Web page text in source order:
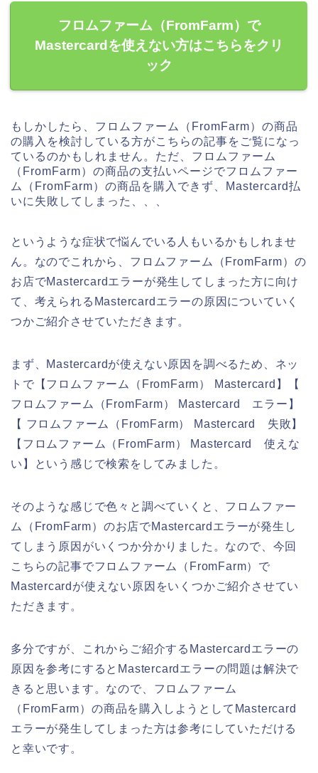
フロムファーム（FromFarm）で
Mastercardを使えない方はこちらをクリ
ック
もしかしたら、フロムファーム（FromFarm）の商品
の購入を検討している方がこちらの記事をご覧になっ
ているのかもしれません。ただ、フロムファーム
（FromFarm）の商品の支払いページでフロムファー
ム（FromFarm）の商品を購入できず、Mastercard払
いに失敗してしまった、、、
というような症状で悩んでいる人もいるかもしれませ
ん。なのでこれから、フロムファーム（FromFarm）の
お店でMastercardエラーが発生してしまった方に向け
て、考えられるMastercardエラーの原因についていく
つかご紹介させていただきます。
まず、Mastercardが使えない原因を調べるため、ネッ
トで【フロムファーム（FromFarm） Mastercard】【
フロムファーム（FromFarm） Mastercard エラー】
【 フロムファーム（FromFarm） Mastercard 失敗】
【フロムファーム（FromFarm） Mastercard 使えな
い】という感じで検索をしてみました。
そのような感じで色々と調べていくと、フロムファー
ム（FromFarm）のお店でMastercardエラーが発生し
てしまう原因がいくつか分かりました。なので、今回
こちらの記事でフロムファーム（FromFarm）で
Mastercardが使えない原因をいくつかご紹介させてい
ただきます。
多分ですが、これからご紹介するMastercardエラーの
原因を参考にするとMastercardエラーの問題は解決で
きると思います。なので、フロムファーム
（FromFarm）の商品を購入しようとしてMastercard
エラーが発生してしまった方は参考にしていただける
と幸いです。